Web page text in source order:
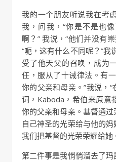
我的一个朋友听说我在考
我，问我，“你是不是也
啊？” 我说，“他们并没有
“呃，这有什么不同呢？”我
受了他天父的召唤，成为
任，服从了十诫律法。有
你的父亲和母亲。”我说，
词，Kaboda，希伯来原意
你的父亲和母亲。基督通
自己神圣的光荣给与他的
我们把基督的光荣荣耀给她
第二件事是我悄悄溜去了